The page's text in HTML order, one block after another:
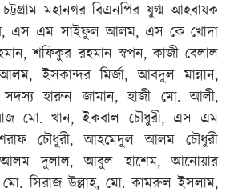
মহানগর বিএনপির যুগ্ম আহবায়ক
এস এম সাইফুল আলম, এস কে খোদা
শফিকুর রহমান স্বপন, কাজী বেলাল
ইসকান্দর মির্জা, আবদুল মান্নান,
হারুন জামান, হাজী মো. আলী,
মো. খান, ইকবাল চৌধুরী, এস এম
চৌধুরী, আহমেদুল আলম চৌধুরী
আলম দুলাল, আবুল হাশেম, আনোয়ার
সিরাজ উল্লাহ, মো. কামরুল ইসলাম,